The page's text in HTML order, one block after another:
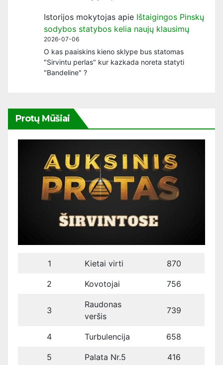
Istorijos mokytojas apie Ištaigingos Pinskų
sodybos statybos kelia naujų klausimų
2026-07-06
O kas paaiskins kieno sklype bus statomas
"Sirvintu perlas" kur kazkada noreta statyti
"Bandeline" ?
Protų Mūšiai
1 Kietai virti 870
2 Kovotojai 756
3
Raudonas
veršis
739
4 Turbulencija 658
5 Palata Nr.5 416